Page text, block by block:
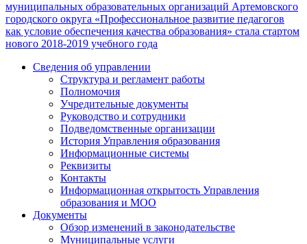
муниципальных образовательных организаций Артемовского
городского округа «Профессиональное развитие педагогов
как условие обеспечения качества образования» стала стартом
нового 2018-2019 учебного года
Сведения об управлении
Структура и регламент работы
Полномочия
Учредительные документы
Руководство и сотрудники
Подведомственные организации
История Управления образования
Информационные системы
Реквизиты
Контакты
Информационная открытость Управления
образования и МОО
Документы
Обзор изменений в законодательстве
Муниципальные услуги